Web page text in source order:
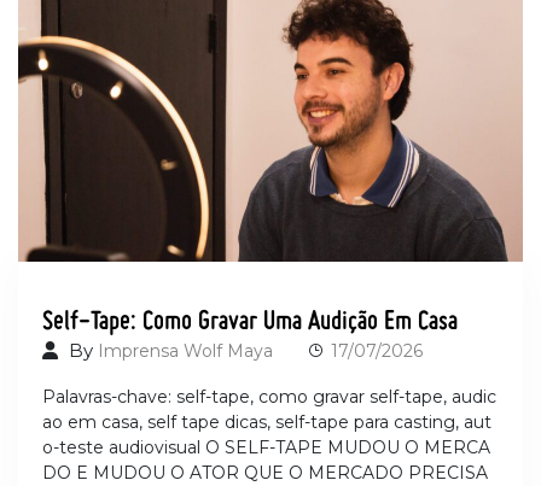
Self-Tape: Como Gravar Uma Audição Em Casa
By Imprensa Wolf Maya 17/07/2026
Palavras-chave: self-tape, como gravar self-tape, audic
ao em casa, self tape dicas, self-tape para casting, aut
o-teste audiovisual O SELF-TAPE MUDOU O MERCA
DO E MUDOU O ATOR QUE O MERCADO PRECISA